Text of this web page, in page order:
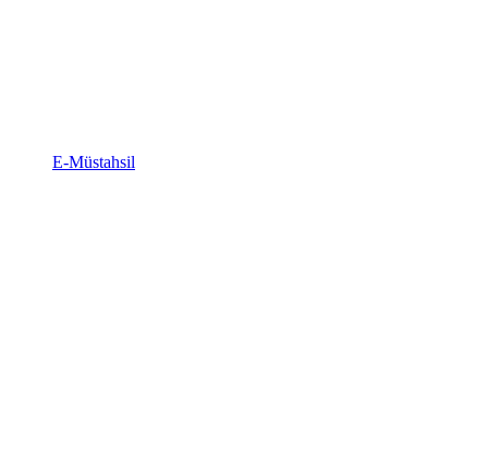
E-Müstahsil